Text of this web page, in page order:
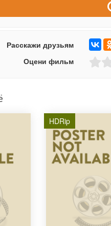
Расскажи друзьям
Оцени фильм
HDRip